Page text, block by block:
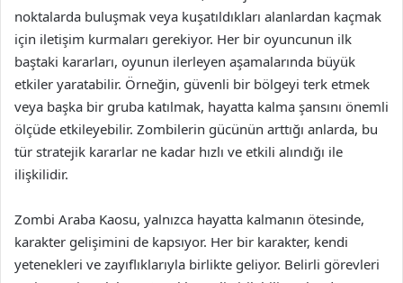
noktalarda buluşmak veya kuşatıldıkları alanlardan kaçmak
için iletişim kurmaları gerekiyor. Her bir oyuncunun ilk
baştaki kararları, oyunun ilerleyen aşamalarında büyük
etkiler yaratabilir. Örneğin, güvenli bir bölgeyi terk etmek
veya başka bir gruba katılmak, hayatta kalma şansını önemli
ölçüde etkileyebilir. Zombilerin gücünün arttığı anlarda, bu
tür stratejik kararlar ne kadar hızlı ve etkili alındığı ile
ilişkilidir.
Zombi Araba Kaosu, yalnızca hayatta kalmanın ötesinde,
karakter gelişimini de kapsıyor. Her bir karakter, kendi
yetenekleri ve zayıflıklarıyla birlikte geliyor. Belirli görevleri